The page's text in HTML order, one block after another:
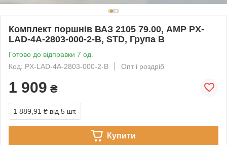
Комплект поршнів ВАЗ 2105 79.00, AMP PX-
LAD-4A-2803-000-2-B, STD, Група B
Готово до відправки 7 од.
Код: PX-LAD-4A-2803-000-2-B
Опт і роздріб
1 909 ₴
1 889,91 ₴ від 5 шт.
Купити